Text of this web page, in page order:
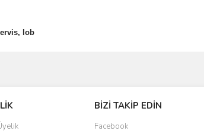
lob
Yorum YazBİZİ TAKİP EDİN
Facebook